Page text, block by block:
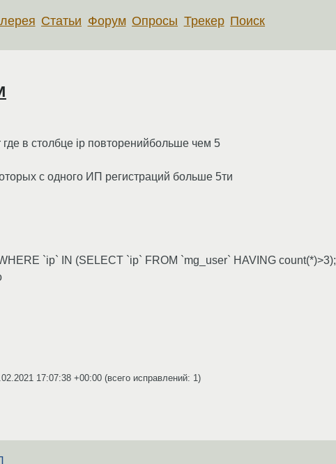
Статьи Форум Опросы Трекер Поиск
в столбце ip повторенийбольше чем 5
с одного ИП регистраций больше 5ти
`ip` IN (SELECT `ip` FROM `mg_user` HAVING count(*)>3);
17:07:38 +00:00 (всего исправлений: 1)